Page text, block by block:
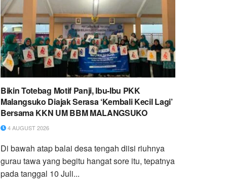
Bikin Totebag Motif Panji, Ibu-Ibu PKK
Malangsuko Diajak Serasa ‘Kembali Kecil Lagi’
Bersama KKN UM BBM MALANGSUKO
4 AUGUST 2026
Di bawah atap balai desa tengah diisi riuhnya
gurau tawa yang begitu hangat sore itu, tepatnya
pada tanggal 10 Juli...